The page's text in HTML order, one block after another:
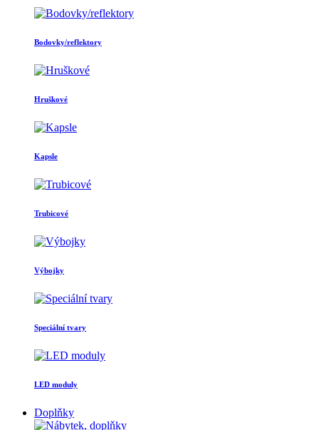
Bodovky/reflektory
Hruškové
Kapsle
Trubicové
Výbojky
Speciální tvary
LED moduly
Doplňky